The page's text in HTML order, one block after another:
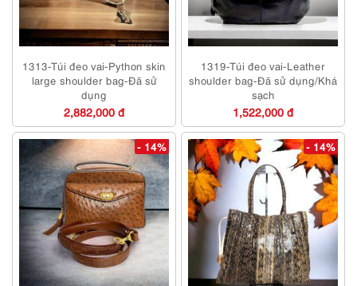
1313-Túi đeo vai-Python skin
large shoulder bag-Đã sử
dụng
2,882,000 đ
1319-Túi đeo vai-Leather
shoulder bag-Đã sử dụng/Khá
sạch
1,522,000 đ
- 14% - 14%